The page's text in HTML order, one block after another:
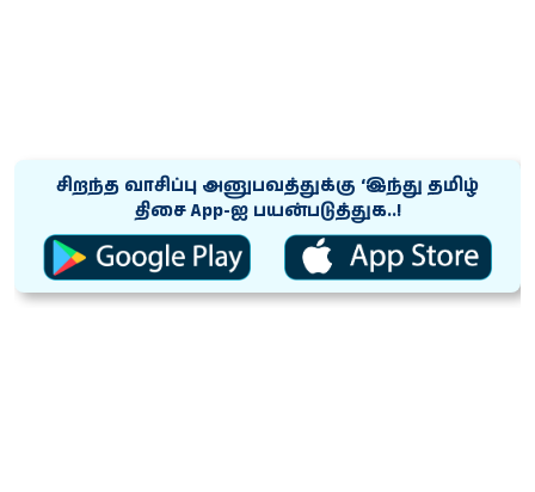
சிறந்த வாசிப்பு அனுபவத்துக்கு ‘இந்து தமிழ்
திசை App-ஐ பயன்படுத்துக..!